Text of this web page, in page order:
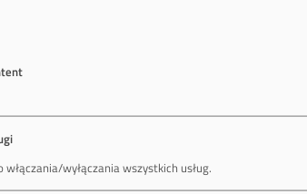
włączania/wyłączania wszystkich usług.